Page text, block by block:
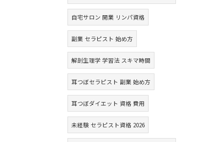
自宅サロン 開業 リンパ資格
副業 セラピスト 始め方
解剖生理学 学習法 スキマ時間
耳つぼセラピスト 副業 始め方
耳つぼダイエット 資格 費用
未経験 セラピスト資格 2026